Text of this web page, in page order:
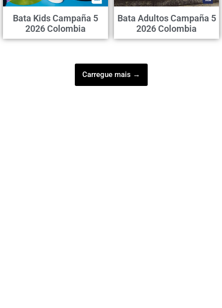
Bata Kids Campaña 5
2026 Colombia
Bata Adultos Campaña 5
2026 Colombia
Carregue mais →